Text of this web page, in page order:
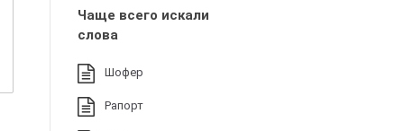
Чаще всего искали
слова
Шофер
Рапорт